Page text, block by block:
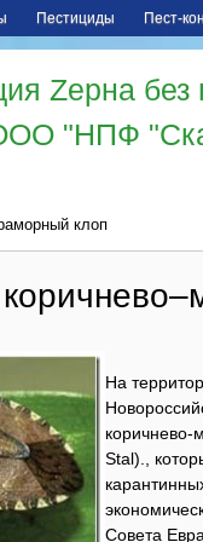
Пестициды Пест-
Zерна
"НПФ
клоп
На
Stal).,
Совета